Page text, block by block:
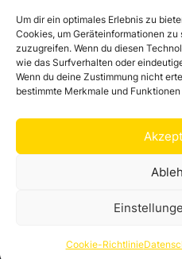
Um dir ein optimales Erlebnis zu
Cookies, um Geräteinformationen
zuzugreifen. Wenn du diesen
wie das Surfverhalten oder
Wenn du deine Zustimmung nicht
bestimmte Merkmale und
Cookie-Richtlinie
Datenschutzerklärung
Impressum
Cookie-Richtlinie (EU)